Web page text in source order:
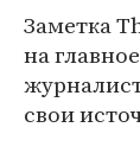
Заметка
на
свои